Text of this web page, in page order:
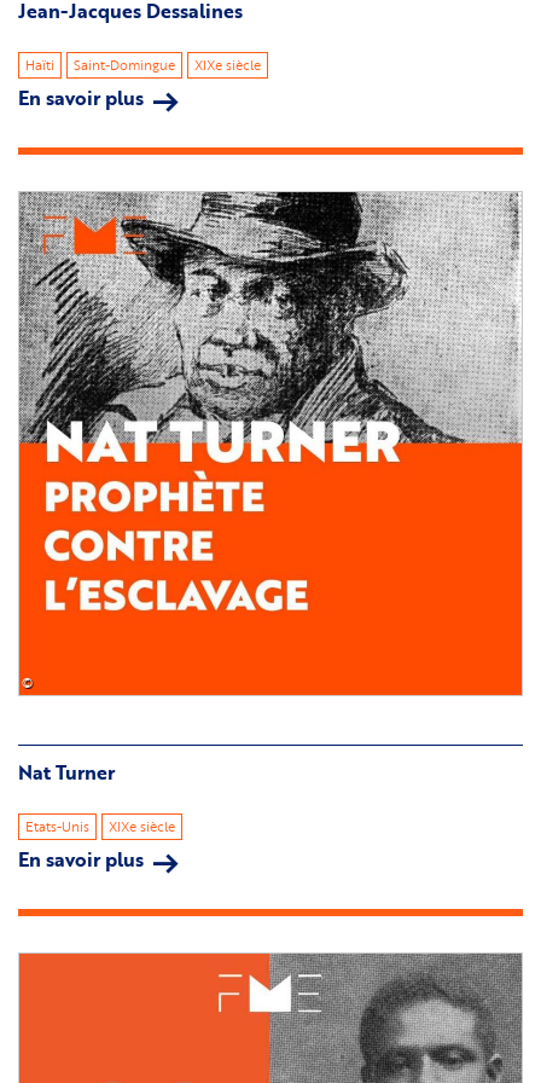
Jean-Jacques Dessalines
Haïti Saint-Domingue XIXe siècle
En savoir plus sur
Jacques
Dessalines
Image
©
Nat Turner
Etats-Unis XIXe siècle
En savoir plus sur
Turner